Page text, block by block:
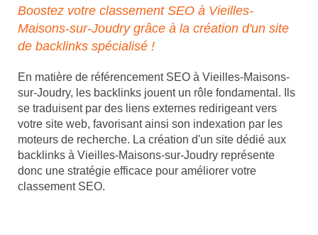
Boostez votre classement SEO à Vieilles-
Maisons-sur-Joudry grâce à la création d'un site
de backlinks spécialisé !
En matière de référencement SEO à Vieilles-Maisons-
sur-Joudry, les backlinks jouent un rôle fondamental. Ils
se traduisent par des liens externes redirigeant vers
votre site web, favorisant ainsi son indexation par les
moteurs de recherche. La création d'un site dédié aux
backlinks à Vieilles-Maisons-sur-Joudry représente
donc une stratégie efficace pour améliorer votre
classement SEO.